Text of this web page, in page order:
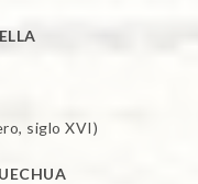
siglo XVI)